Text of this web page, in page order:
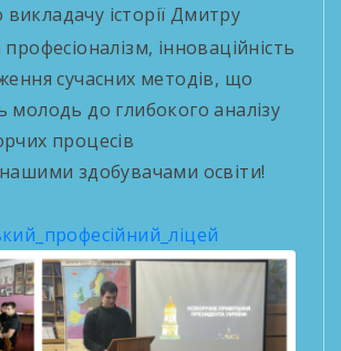
історії Дмитру
інноваційність
сучасних методів, що
до глибокого аналізу
процесів
здобувачами освіти!